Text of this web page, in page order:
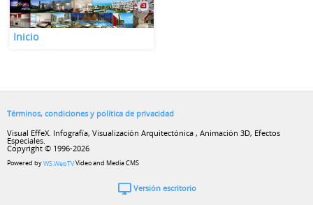
Inicio
Términos, condiciones y política de privacidad
Visual EffeX. Infografía, Visualización Arquitectónica , Animación 3D, Efectos
Especiales.
Copyright © 1996-2026
Powered byWS.WebTVVideo and Media CMS
Versión escritorio